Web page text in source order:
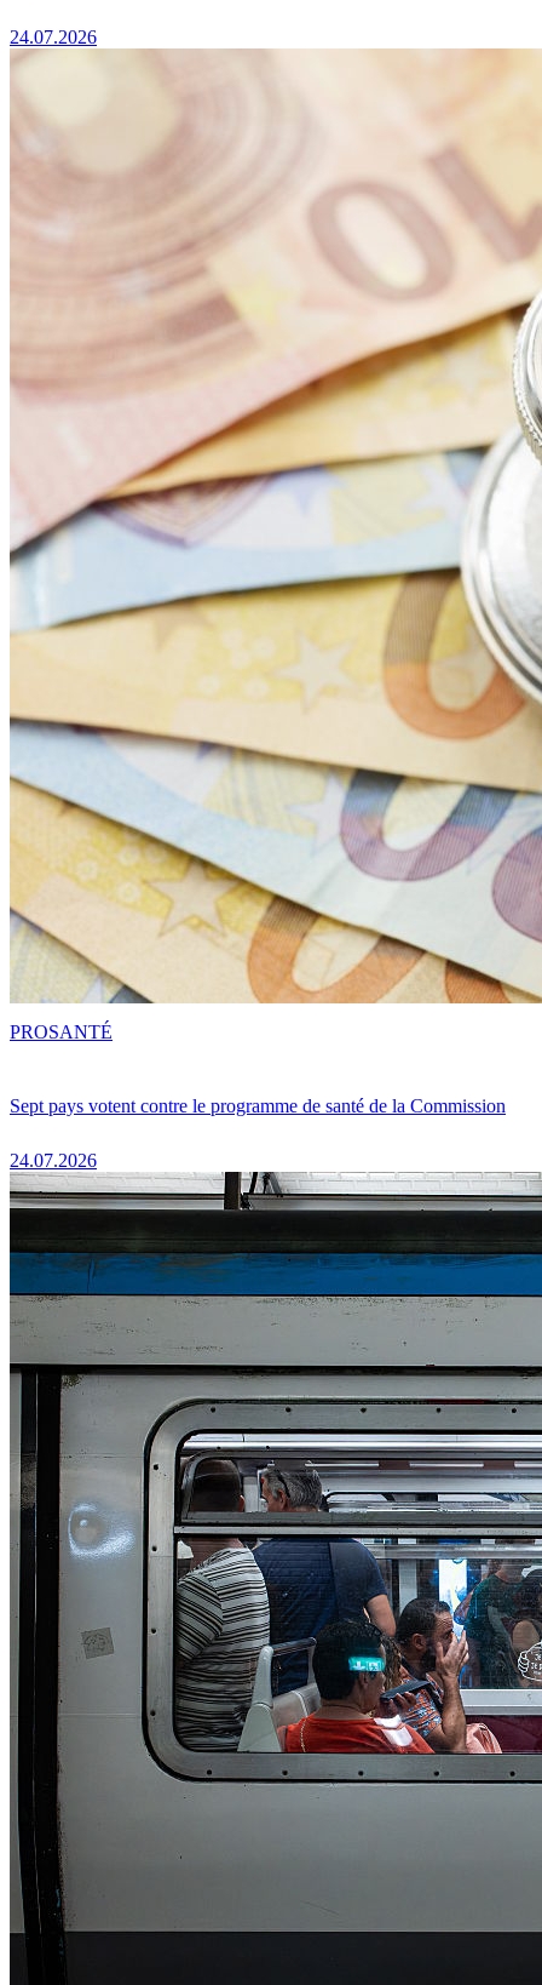
24.07.2026
Sept pays votent contre le programme de santé de la Commission
24.07.2026
PROSANTÉ